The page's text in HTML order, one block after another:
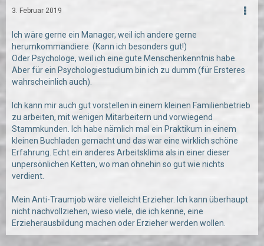
3. Februar 2019
Ich wäre gerne ein Manager, weil ich andere gerne
herumkommandiere. (Kann ich besonders gut!)
Oder Psychologe, weil ich eine gute Menschenkenntnis habe.
Aber für ein Psychologiestudium bin ich zu dumm (für Ersteres
wahrscheinlich auch).
Ich kann mir auch gut vorstellen in einem kleinen Familienbetrieb
zu arbeiten, mit wenigen Mitarbeitern und vorwiegend
Stammkunden. Ich habe nämlich mal ein Praktikum in einem
kleinen Buchladen gemacht und das war eine wirklich schöne
Erfahrung. Echt ein anderes Arbeitsklima als in einer dieser
unpersönlichen Ketten, wo man ohnehin so gut wie nichts
verdient.
Mein Anti-Traumjob wäre vielleicht Erzieher. Ich kann überhaupt
nicht nachvollziehen, wieso viele, die ich kenne, eine
Erzieherausbildung machen oder Erzieher werden wollen.